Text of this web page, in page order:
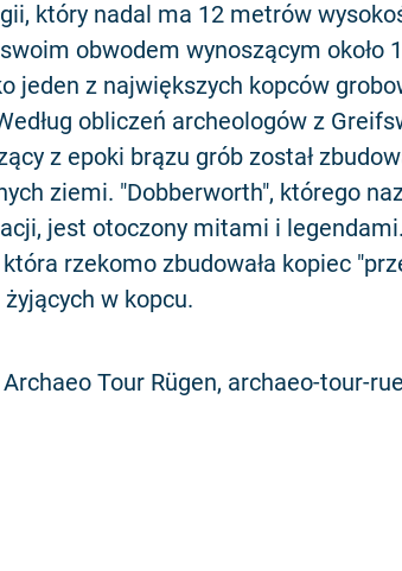
który nadal ma 12 metrów
obwodem wynoszącym około
jeden z największych kopców
obliczeń archeologów z
z epoki brązu grób został
ziemi. "Dobberworth", którego
jest otoczony mitami i
rzekomo zbudowała kopiec
w kopcu.
Tour Rügen, archaeo-tour-